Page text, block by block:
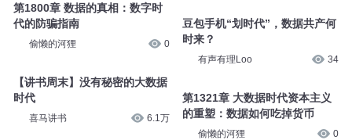
第1800章 数据的真相：数字时
代的防骗指南
偷懒的河狸 0
【讲书周末】没有秘密的大数据
时代
喜马讲书 6.1万
豆包手机“划时代”，数据共产何
时来？
有声有理Loo 34
第1321章 大数据时代资本主义
的重塑：数据如何吃掉货币
偷懒的河狸 0